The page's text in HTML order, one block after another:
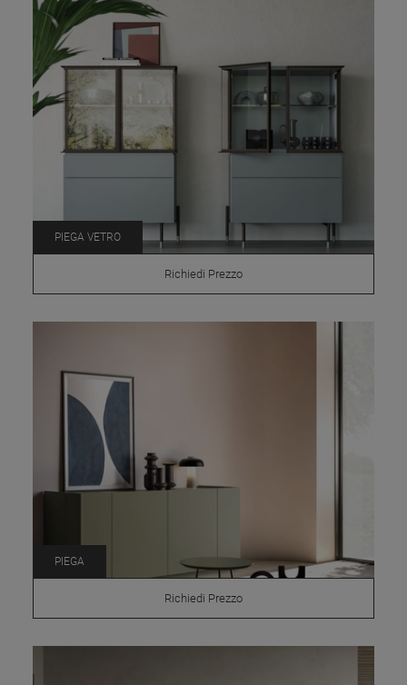
PIEGA VETRO
Richiedi Prezzo
PIEGA
Richiedi Prezzo